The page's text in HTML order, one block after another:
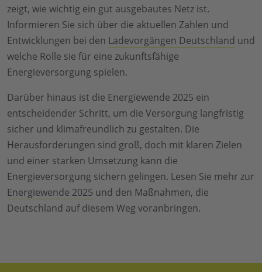
zeigt, wie wichtig ein gut ausgebautes Netz ist.
Informieren Sie sich über die aktuellen Zahlen und
Entwicklungen bei den Ladevorgängen Deutschland und
welche Rolle sie für eine zukunftsfähige
Energieversorgung spielen.
Darüber hinaus ist die Energiewende 2025 ein
entscheidender Schritt, um die Versorgung langfristig
sicher und klimafreundlich zu gestalten. Die
Herausforderungen sind groß, doch mit klaren Zielen
und einer starken Umsetzung kann die
Energieversorgung sichern gelingen. Lesen Sie mehr zur
Energiewende 2025 und den Maßnahmen, die
Deutschland auf diesem Weg voranbringen.